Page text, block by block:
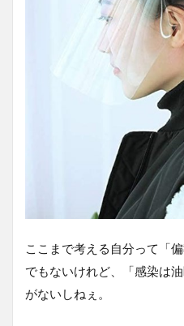
ここまで考える自分って「
でもないけれど、「感染は
がないしねぇ。